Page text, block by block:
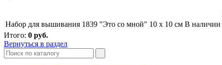
Набор для вышивания 1839 "Это со мной" 10 х 10 см В наличии
Итого: 0 руб.
Вернуться в раздел